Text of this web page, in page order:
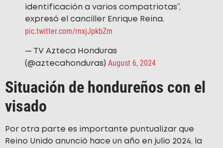
identificación a varios compatriotas”,
expresó el canciller Enrique Reina.
pic.twitter.com/rnxjJpkbZm
— TV Azteca Honduras
(@aztecahonduras) August 6, 2024
Situación de hondureños con el
visado
Por otra parte es importante puntualizar que
Reino Unido anunció hace un año en julio 2024, la